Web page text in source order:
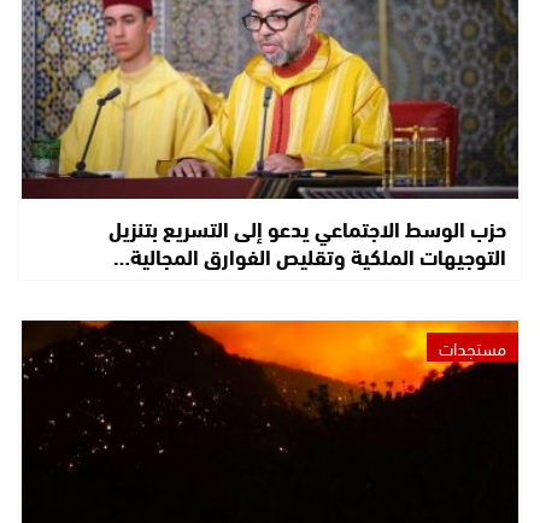
حزب الوسط الاجتماعي يدعو إلى التسريع بتنزيل
التوجيهات الملكية وتقليص الفوارق المجالية…
مستجدات